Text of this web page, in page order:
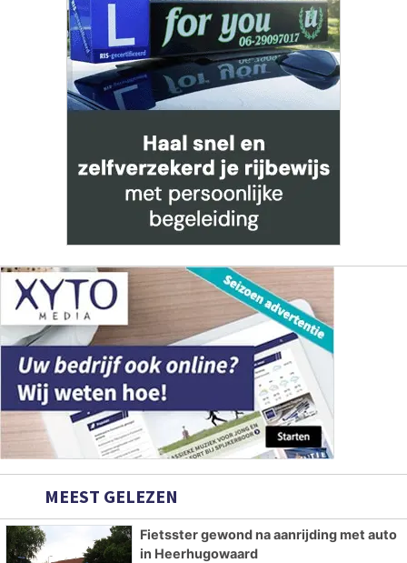
MEEST GELEZEN
Fietsster gewond na aanrijding met auto
in Heerhugowaard